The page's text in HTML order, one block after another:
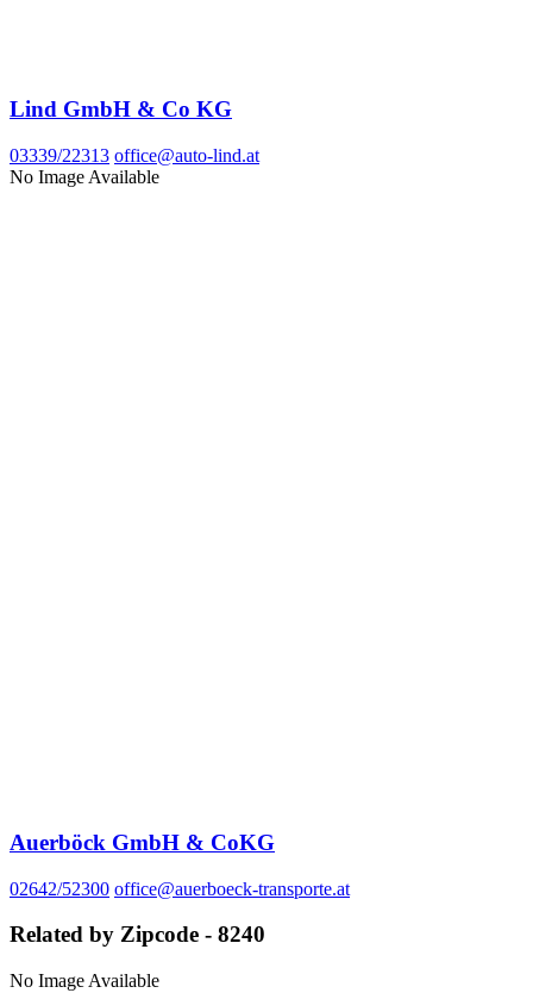
Lind GmbH & Co KG
03339/22313 office@auto-lind.at
No Image Available
Auerböck GmbH & CoKG
02642/52300 office@auerboeck-transporte.at
Related by Zipcode - 8240
No Image Available